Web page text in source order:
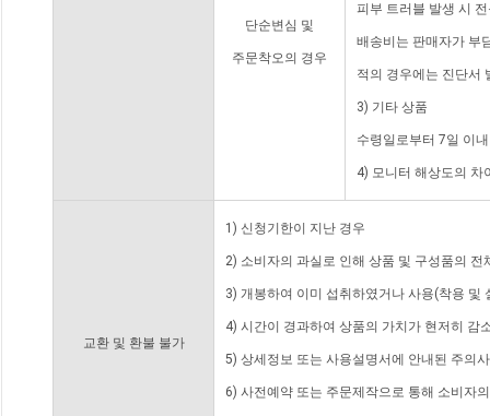
단순변심 및
주문착오의 경우
피부 트러블 발생 시
배송비는 판매자가 부
적의 경우에는 진단서
3) 기타 상품
수령일로부터 7일 이
4) 모니터 해상도의 차
교환 및 환불 불가
1) 신청기한이 지난 경우
2) 소비자의 과실로 인해 상품 및 구성품의
3) 개봉하여 이미 섭취하였거나 사용(착용 및
4) 시간이 경과하여 상품의 가치가 현저히 감
5) 상세정보 또는 사용설명서에 안내된 주의
6) 사전예약 또는 주문제작으로 통해 소비자